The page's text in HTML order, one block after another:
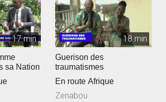
17 min
sa Nation
18 min
Guerison des
traumatismes
En route Afrique
Zenabou